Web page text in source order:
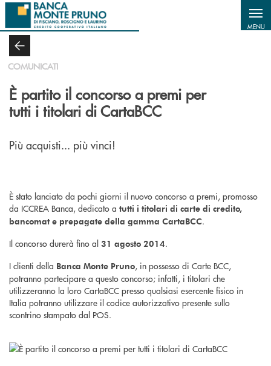
Salta al contenuto principale
MENU
COMUNICATI
È partito il concorso a premi per
tutti i titolari di CartaBCC
Più acquisti... più vinci!
È stato lanciato da pochi giorni il nuovo concorso a premi, promosso
da ICCREA Banca, dedicato a tutti i titolari di carte di credito,
bancomat e prepagate della gamma CartaBCC.
Il concorso durerà fino al 31 agosto 2014.
I clienti della Banca Monte Pruno, in possesso di Carte BCC,
potranno partecipare a questo concorso; infatti, i titolari che
utilizzeranno la loro CartaBCC presso qualsiasi esercente fisico in
Italia potranno utilizzare il codice autorizzativo presente sullo
scontrino stampato dal POS.